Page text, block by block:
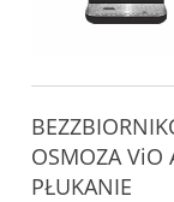
OSMOZA ViO
PŁUKANIE